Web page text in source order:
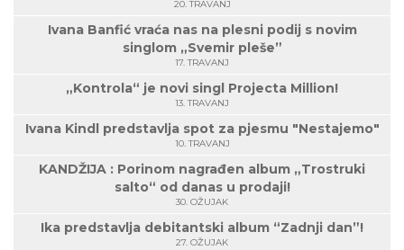
20. TRAVANJ
Ivana Banfić vraća nas na plesni podij s novim
singlom „Svemir pleše”
17. TRAVANJ
„Kontrola“ je novi singl Projecta Million!
13. TRAVANJ
Ivana Kindl predstavlja spot za pjesmu "Nestajemo"
10. TRAVANJ
KANDŽIJA : Porinom nagrađen album „Trostruki
salto“ od danas u prodaji!
30. OŽUJAK
Ika predstavlja debitantski album “Zadnji dan”!
27. OŽUJAK